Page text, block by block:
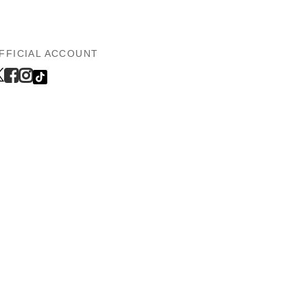
ACCOUNT